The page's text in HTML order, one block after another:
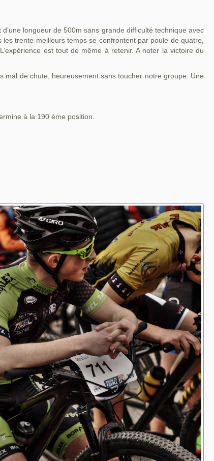
longueur de 500m sans grande difficulté technique avec
trente meilleurs temps se confrontent par poule de quatre,
est tout de même à retenir. A noter la victoire du
mal de chute, heureusement sans toucher notre groupe. Une
à la 190 ème position.